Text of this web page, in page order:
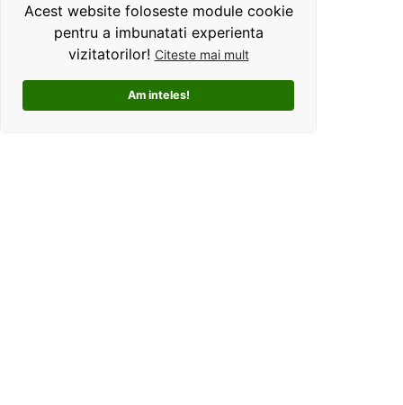
Acest website foloseste module cookie
pentru a imbunatati experienta
vizitatorilor! Citeste mai mult
Am inteles!